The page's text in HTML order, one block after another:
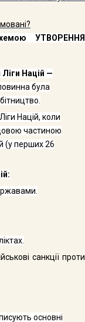
УТВОРЕННЯ
Ліги На­цій —
була
Націй, коли
частиною
(у перших 26
санкції проти
основні